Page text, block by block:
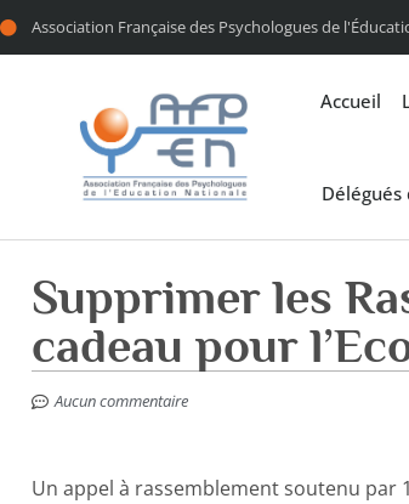
Association Française des Psychologues de
Accueil
Supprimer les
cadeau pour
Aucun commentaire
Un appel à rassemblement soutenu